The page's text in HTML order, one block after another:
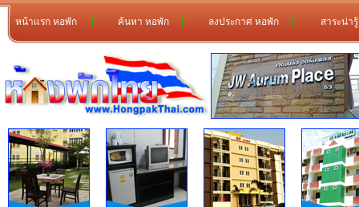
หน้าแรก หอพัก l ค้นหา หอพัก l ลงประกาศ หอพัก l สาระน่า